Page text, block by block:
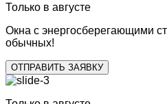
Только в августе
Окна с энергосберегающими
обычных!
ОТПРАВИТЬ ЗАЯВКУ